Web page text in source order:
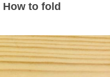
How to fold